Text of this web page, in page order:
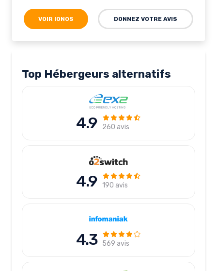
VOIR IONOS DONNEZ VOTRE AVIS
Top Hébergeurs alternatifs
4.9 260 avis
4.9 190 avis
4.3 569 avis